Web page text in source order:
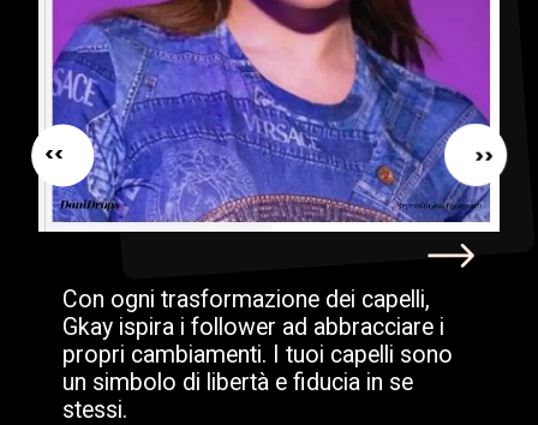
Con ogni trasformazione dei capelli,
Gkay ispira i follower ad abbracciare i
propri cambiamenti. I tuoi capelli sono
un simbolo di libertà e fiducia in se
stessi.
<<
<<